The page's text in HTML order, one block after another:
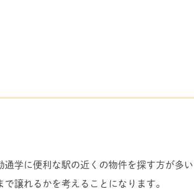
学に便利な駅の近くの物件を探す方が多
譲れるかを考えることになります。